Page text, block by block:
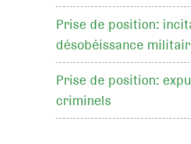
Prise de position:
désobéissance
Prise de position:
criminels